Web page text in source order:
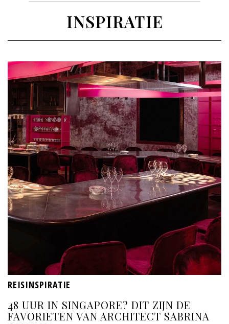
INSPIRATIE
REISINSPIRATIE
48 UUR IN SINGAPORE? DIT ZIJN DE
FAVORIETEN VAN ARCHITECT SABRINA